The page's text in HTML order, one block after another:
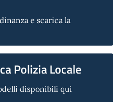
e scarica la
Polizia Locale
disponibili qui